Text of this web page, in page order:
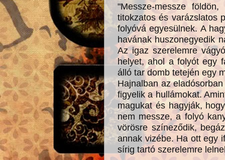
"Messze-messze
titokzatos és varázslatos
folyóvá egyesülnek. A
havának huszonegyedik
Az igaz szerelemre
helyet, ahol a folyót egy
álló tar domb tetején egy
Hajnalban az
figyelik a hullámokat.
magukat és hagyják,
nem messze, a folyó
vörösre színeződik,
annak vizébe. Ha ott egy
sírig tartó szerelemre